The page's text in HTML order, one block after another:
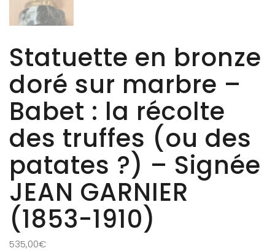
Statuette en bronze
doré sur marbre –
Babet : la récolte
des truffes (ou des
patates ?) – Signée
JEAN GARNIER
(1853-1910)
535,00€